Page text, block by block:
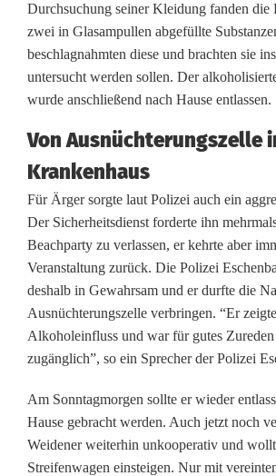
e
i
n
ä
t
z
e
u
m
B
e
a
c
Durchsuchung seiner Kleidung fanden die
zwei in Glasampullen abgefüllte
beschlagnahmten diese und brachten sie
untersucht werden sollen. Der
wurde anschließend nach Hause entlassen.
Von Ausnüchterungszelle
Krankenhaus
Für Ärger sorgte laut Polizei auch ein
Der Sicherheitsdienst forderte ihn
Beachparty zu verlassen, er kehrte aber
Veranstaltung zurück. Die Polizei
deshalb in Gewahrsam und er durfte die
Ausnüchterungszelle verbringen. “Er
Alkoholeinfluss und war für gutes
zugänglich”, so ein Sprecher der Polizei
Am Sonntagmorgen sollte er wieder
Hause gebracht werden. Auch jetzt noch
Weidener weiterhin unkooperativ und
Streifenwagen einsteigen. Nur mit